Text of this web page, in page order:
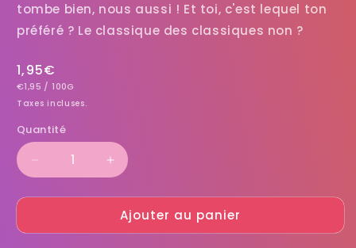
tombe bien, nous aussi ! Et toi, c'est lequel ton
préféré ? Le classique des classiques non ?
Prix
habituel
1,95€
PRIX
€1,95 / PAR
100G
Taxes incluses.
Quantité
Réduire
quantité
Schtroumpfs
Augmenter
quantité
de
Schtroumpfs
Ajouter au panier